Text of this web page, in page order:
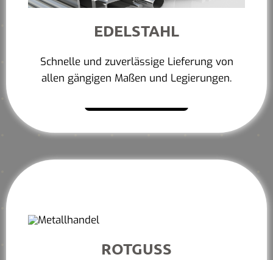
EDELSTAHL
Schnelle und zuverlässige Lieferung von
allen gängigen Maßen und Legierungen.
ROTGUSS